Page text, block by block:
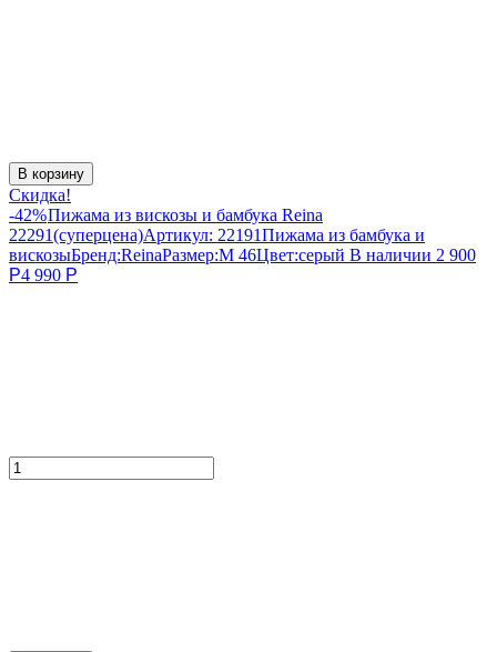
В корзину
Скидка!
-42%Пижама из вискозы и бамбука Reina
22291(суперцена)Артикул: 22191Пижама из бамбука и
вискозыБренд:ReinaРазмер:M 46Цвет:серый В наличии 2 900
Р4 990 Р